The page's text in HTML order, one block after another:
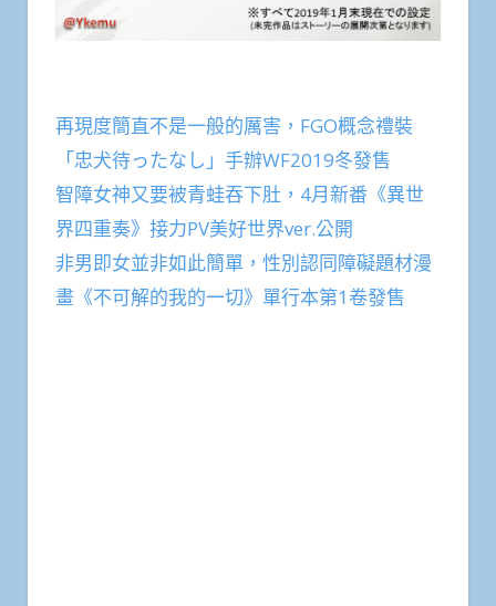
再現度簡直不是一般的厲害，FGO概念禮裝
「忠犬待ったなし」手辦WF2019冬發售
智障女神又要被青蛙吞下肚，4月新番《異世
界四重奏》接力PV美好世界ver.公開
非男即女並非如此簡單，性別認同障礙題材漫
畫《不可解的我的一切》單行本第1卷發售